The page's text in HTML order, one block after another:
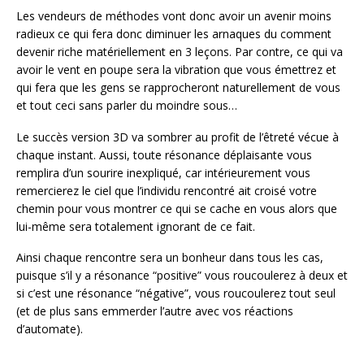
Les vendeurs de méthodes vont donc avoir un avenir moins
radieux ce qui fera donc diminuer les arnaques du comment
devenir riche matériellement en 3 leçons. Par contre, ce qui va
avoir le vent en poupe sera la vibration que vous émettrez et
qui fera que les gens se rapprocheront naturellement de vous
et tout ceci sans parler du moindre sous…
Le succès version 3D va sombrer au profit de l’êtreté vécue à
chaque instant. Aussi, toute résonance déplaisante vous
remplira d’un sourire inexpliqué, car intérieurement vous
remercierez le ciel que l’individu rencontré ait croisé votre
chemin pour vous montrer ce qui se cache en vous alors que
lui-même sera totalement ignorant de ce fait.
Ainsi chaque rencontre sera un bonheur dans tous les cas,
puisque s’il y a résonance “positive” vous roucoulerez à deux et
si c’est une résonance “négative”, vous roucoulerez tout seul
(et de plus sans emmerder l’autre avec vos réactions
d’automate).